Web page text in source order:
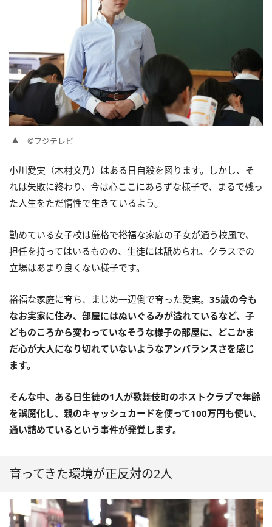
©フジテレビ
小川愛実（木村文乃）はある日自殺を図ります。しかし、そ
れは失敗に終わり、今は心ここにあらずな様子で、まるで残っ
た人生をただ惰性で生きているよう。
勤めている女子校は厳格で裕福な家庭の子女が通う校風で、
担任を持ってはいるものの、生徒には舐められ、クラスでの
立場はあまり良くない様子です。
裕福な家庭に育ち、まじめ一辺倒で育った愛実。 35歳の今も
なお実家に住み、部屋にはぬいぐるみが溢れているなど、子
どものころから変わっていなそうな様子の部屋に、どこかま
だ心が大人になり切れていないようなアンバランスさを感じ
ます。
そんな中、ある日生徒の1人が歌舞伎町のホストクラブで年齢
を誤魔化し、親のキャッシュカードを使って100万円も使い、
通い詰めているという事件が発覚します。
育ってきた環境が正反対の2人